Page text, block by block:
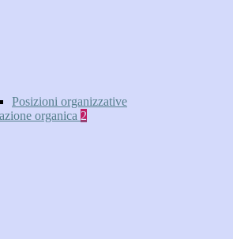
Posizioni organizzative
organica 2